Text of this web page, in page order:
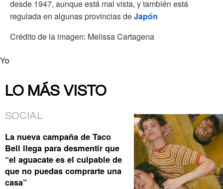
desde 1947, aunque está mal vista, y también está
regulada en algunas provincias deJapón
Crédito de la imagen: Melissa Cartagena
Yo
LO MÁS VISTO
SOCIAL
La nueva campaña de Taco
Bell llega para desmentir que
“el aguacate es el culpable de
que no puedas comprarte una
casa”